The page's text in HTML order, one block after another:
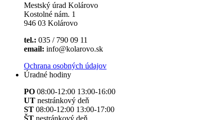
Mestský úrad Kolárovo
Kostolné nám. 1
946 03 Kolárovo
tel.: 035 / 790 09 11
email: info@kolarovo.sk
Ochrana osobných údajov
Úradné hodiny
PO 08:00-12:00 13:00-16:00
UT nestránkový deň
ST 08:00-12:00 13:00-17:00
ŠT nestránkový deň